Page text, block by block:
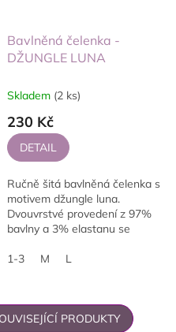
Bavlněná čelenka -
DŽUNGLE LUNA
Skladem (2 ks)
230 Kč
DETAIL
Ručně šitá bavlněná čelenka s
motivem džungle luna.
Dvouvrstvé provedení z 97%
bavlny a 3% elastanu se
na sport, procházky i běžný
1-3 M L
PRODUKTY